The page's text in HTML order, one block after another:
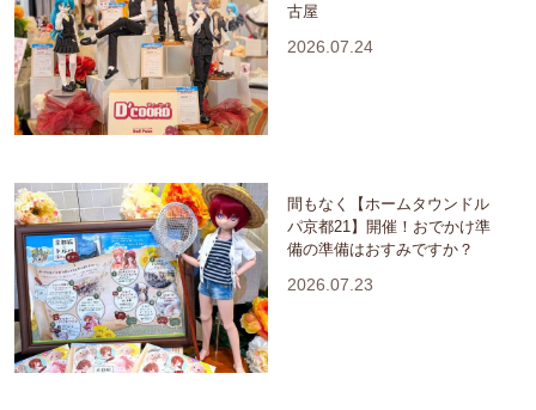
古屋
2026.07.24
間もなく【ホームタウンドル
パ京都21】開催！おでかけ準
備の準備はおすみですか？
2026.07.23